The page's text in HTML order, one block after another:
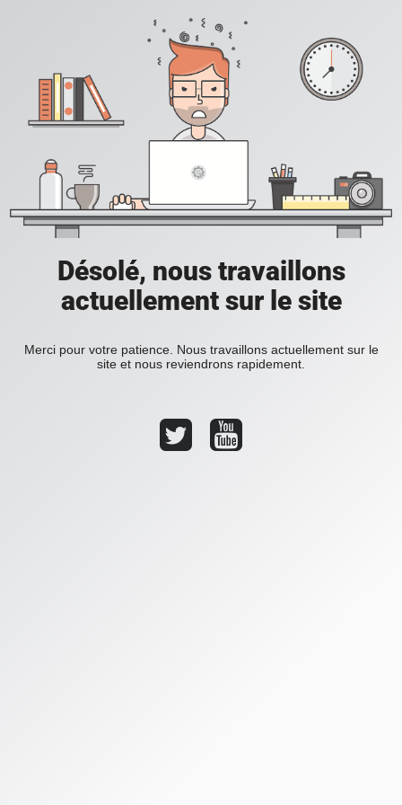
Désolé, nous travaillons
actuellement sur le site
Merci pour votre patience. Nous travaillons actuellement sur le
site et nous reviendrons rapidement.